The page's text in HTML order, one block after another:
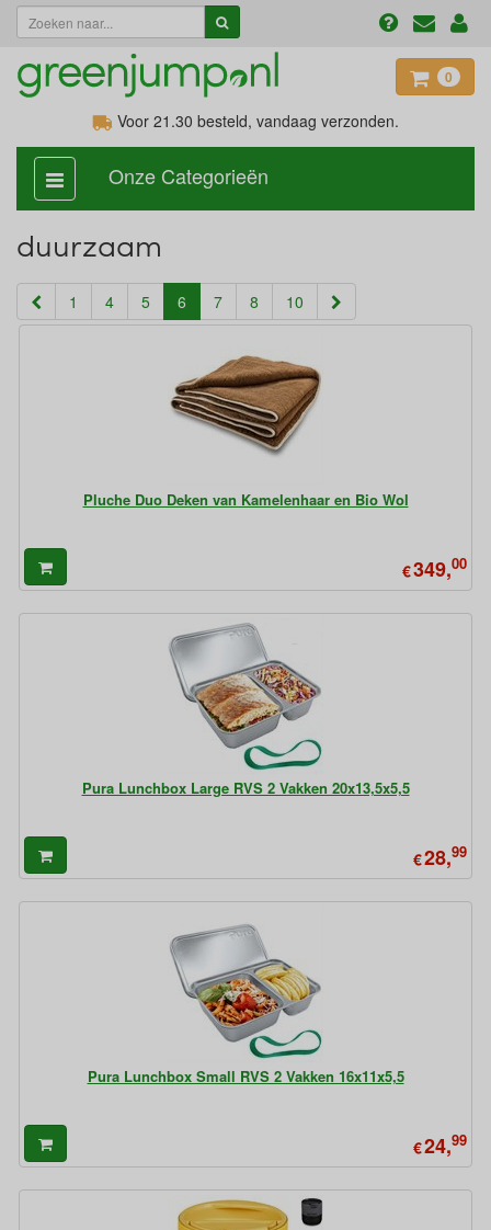
0
Voor 21.30 besteld, vandaag verzonden.
categorie
aan,
Onze Categorieën
duurzaam
1 4 5 6 (current)
7 8 10
Pluche Duo Deken van Kamelenhaar en Bio Wol
€349,00
Pura Lunchbox Large RVS 2 Vakken 20x13,5x5,5
€28,99
Pura Lunchbox Small RVS 2 Vakken 16x11x5,5
€24,99